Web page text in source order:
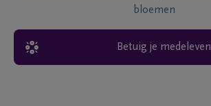
bloemen
Betuig je medeleven